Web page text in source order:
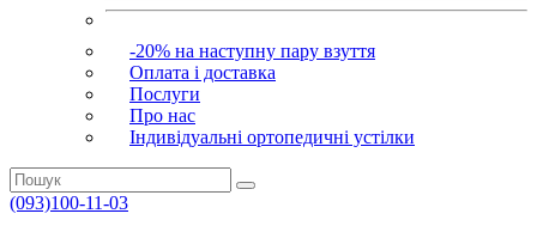
-20% на наступну пару взуття
Оплата і доставка
Послуги
Про нас
Індивідуальні ортопедичні устілки
(093)100-11-03